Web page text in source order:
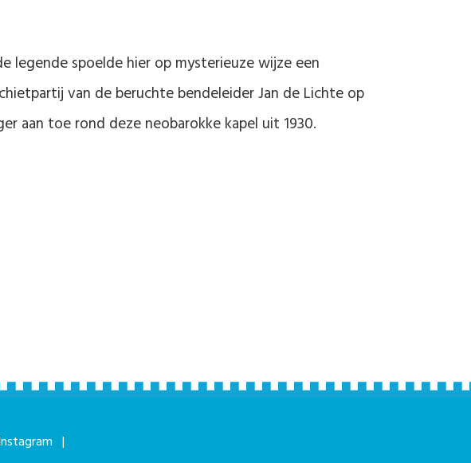
legende spoelde hier op mysterieuze wijze een
van de beruchte bendeleider Jan de Lichte op
aan toe rond deze neobarokke kapel uit 1930.
|